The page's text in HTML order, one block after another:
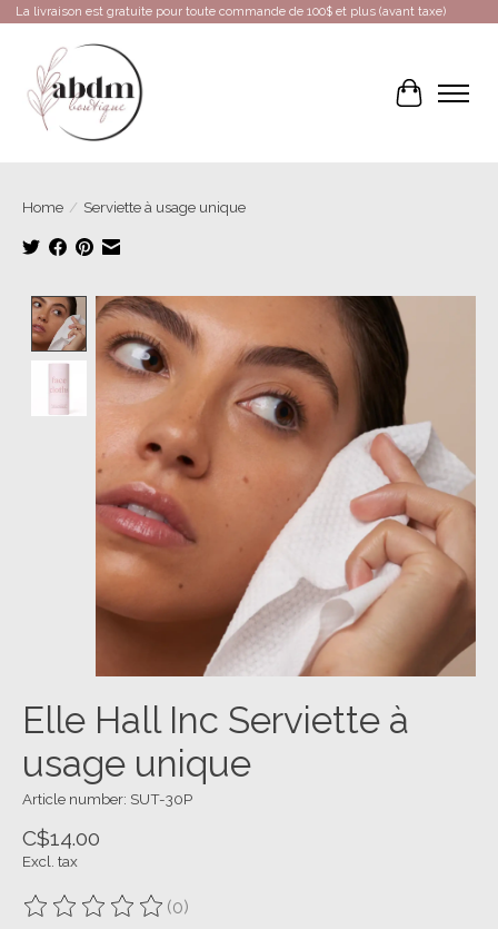
La livraison est gratuite pour toute commande de 100$ et plus (avant taxe)
Cart
Home / Serviette à usage unique
Product image slideshow Items
Elle Hall Inc Serviette à
usage unique
Article number: SUT-30P
C$14.00
Excl. tax
The rating of this product is
(0)